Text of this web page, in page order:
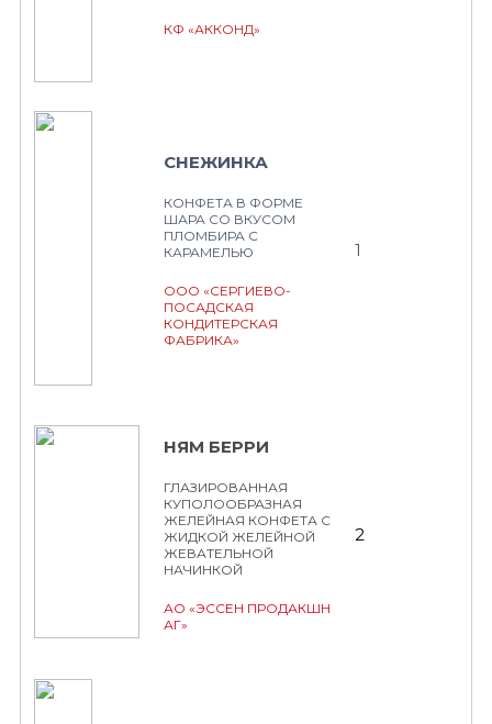
КФ «АККОНД»
СНЕЖИНКА
КОНФЕТА В ФОРМЕ
ШАРА СО ВКУСОМ
ПЛОМБИРА С
КАРАМЕЛЬЮ
ООО «СЕРГИЕВО-
ПОСАДСКАЯ
КОНДИТЕРСКАЯ
ФАБРИКА»
1
НЯМ БЕРРИ
ГЛАЗИРОВАННАЯ
КУПОЛООБРАЗНАЯ
ЖЕЛЕЙНАЯ КОНФЕТА С
ЖИДКОЙ ЖЕЛЕЙНОЙ
ЖЕВАТЕЛЬНОЙ
НАЧИНКОЙ
АО «ЭССЕН ПРОДАКШН
АГ»
2